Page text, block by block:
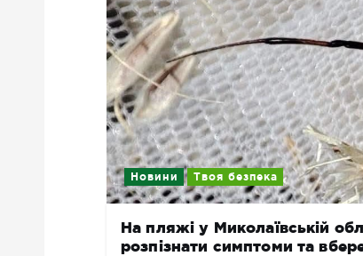
Новини Твоя безпека
На пляжі у Миколаївській
розпізнати симптоми та